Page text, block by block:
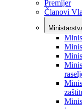
Vlada
Vlada BPK
Premijer
Članovi